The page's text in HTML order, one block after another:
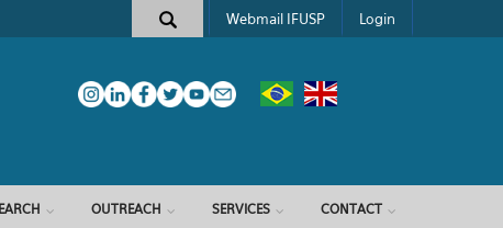
Webmail IFUSP Login
OUTREACH SERVICES CONTACT